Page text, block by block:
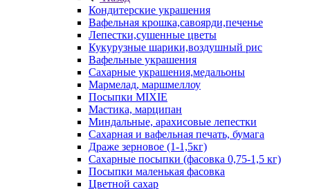
Кондитерские украшения
Вафельная крошка,савоярди,печенье
Лепестки,сушенные цветы
Кукурузные шарики,воздушный рис
Вафельные украшения
Сахарные украшения,медальоны
Мармелад, маршмеллоу
Посыпки MIXIE
Мастика, марципан
Миндальные, арахисовые лепестки
Сахарная и вафельная печать, бумага
Драже зерновое (1-1,5кг)
Сахарные посыпки (фасовка 0,75-1,5 кг)
Посыпки маленькая фасовка
Цветной сахар